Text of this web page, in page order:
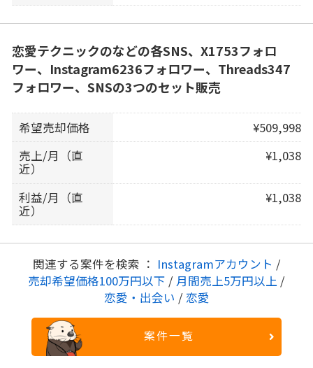
恋愛テクニックのなどの各SNS、X1753フォロ
ワー、Instagram6236フォロワー、Threads347
フォロワー、SNSの3つのセット販売
希望売却価格
¥509,998
売上/月（直
近）
¥1,038
利益/月（直
近）
¥1,038
関連する案件を検索 ： Instagramアカウント /
売却希望価格100万円以下 / 月間売上5万円以上 /
恋愛・出会い / 恋愛
案件一覧